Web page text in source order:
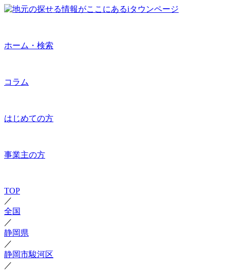
ホーム・検索
コラム
はじめての方
事業主の方
TOP
／
全国
／
静岡県
／
静岡市駿河区
／